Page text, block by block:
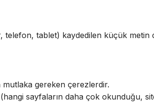
tablet) kaydedilen küçük metin
gereken çerezlerdir.
(hangi sayfaların daha çok okunduğu,